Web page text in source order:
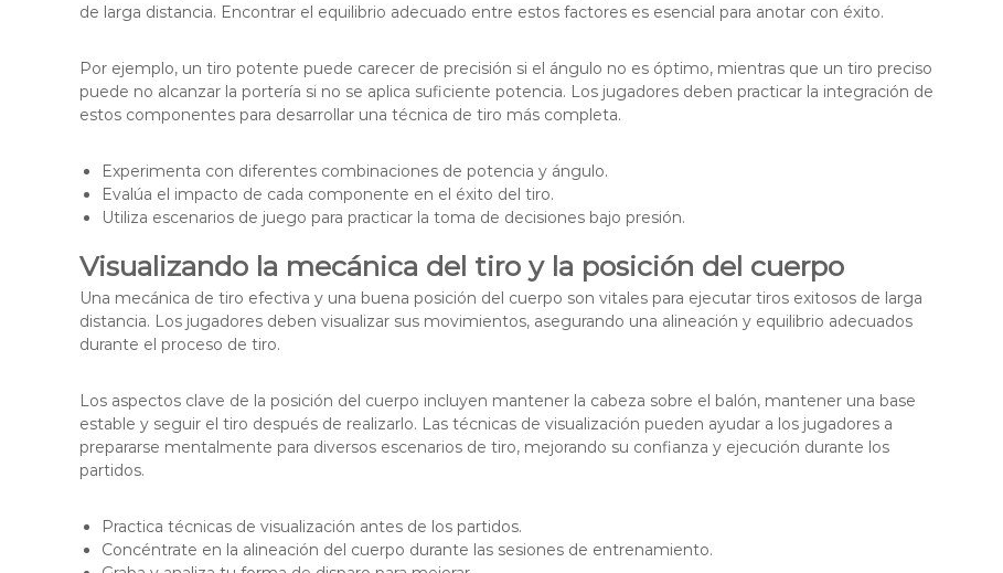
de larga distancia. Encontrar el equilibrio adecuado entre estos factores es esencial para anotar con éxito.
Por ejemplo, un tiro potente puede carecer de precisión si el ángulo no es óptimo, mientras que un tiro preciso
puede no alcanzar la portería si no se aplica suficiente potencia. Los jugadores deben practicar la integración de
estos componentes para desarrollar una técnica de tiro más completa.
Experimenta con diferentes combinaciones de potencia y ángulo.
Evalúa el impacto de cada componente en el éxito del tiro.
Utiliza escenarios de juego para practicar la toma de decisiones bajo presión.
Visualizando la mecánica del tiro y la posición del cuerpo
Una mecánica de tiro efectiva y una buena posición del cuerpo son vitales para ejecutar tiros exitosos de larga
distancia. Los jugadores deben visualizar sus movimientos, asegurando una alineación y equilibrio adecuados
durante el proceso de tiro.
Los aspectos clave de la posición del cuerpo incluyen mantener la cabeza sobre el balón, mantener una base
estable y seguir el tiro después de realizarlo. Las técnicas de visualización pueden ayudar a los jugadores a
prepararse mentalmente para diversos escenarios de tiro, mejorando su confianza y ejecución durante los
partidos.
Practica técnicas de visualización antes de los partidos.
Concéntrate en la alineación del cuerpo durante las sesiones de entrenamiento.